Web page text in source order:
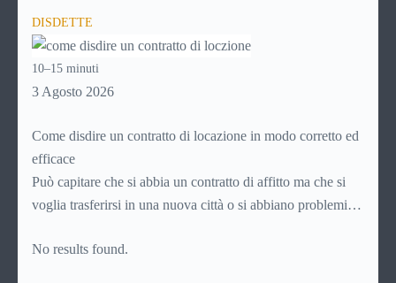
avviene in pochi minuti, spesso senza che ci si fermi a
capire dove si sta entrando.
DISDETTE
10–15 minuti
3 Agosto 2026
Come disdire un contratto di locazione in modo corretto ed
efficace
Può capitare che si abbia un contratto di affitto ma che si
voglia trasferirsi in una nuova città o si abbiano problemi a
abitazione: è legittimo chiedersi se è possibile
No results found.